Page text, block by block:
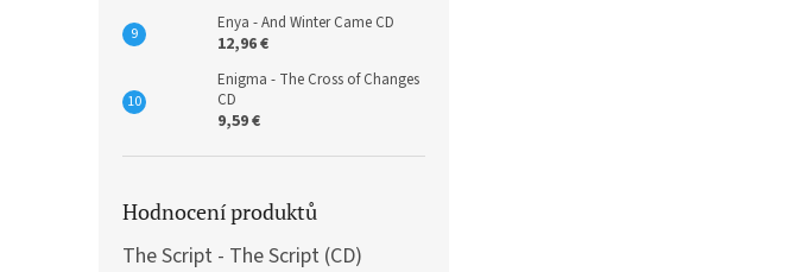
Enya - And Winter Came CD
12,96 €
Enigma - The Cross of Changes
CD
9,59 €
Hodnocení produktů
The Script - The Script (CD)